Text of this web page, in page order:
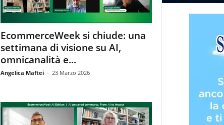
EcommerceWeek si chiude: una
settimana di visione su AI,
omnicanalità e...
Angelica Maftei - 23 Marzo 2026